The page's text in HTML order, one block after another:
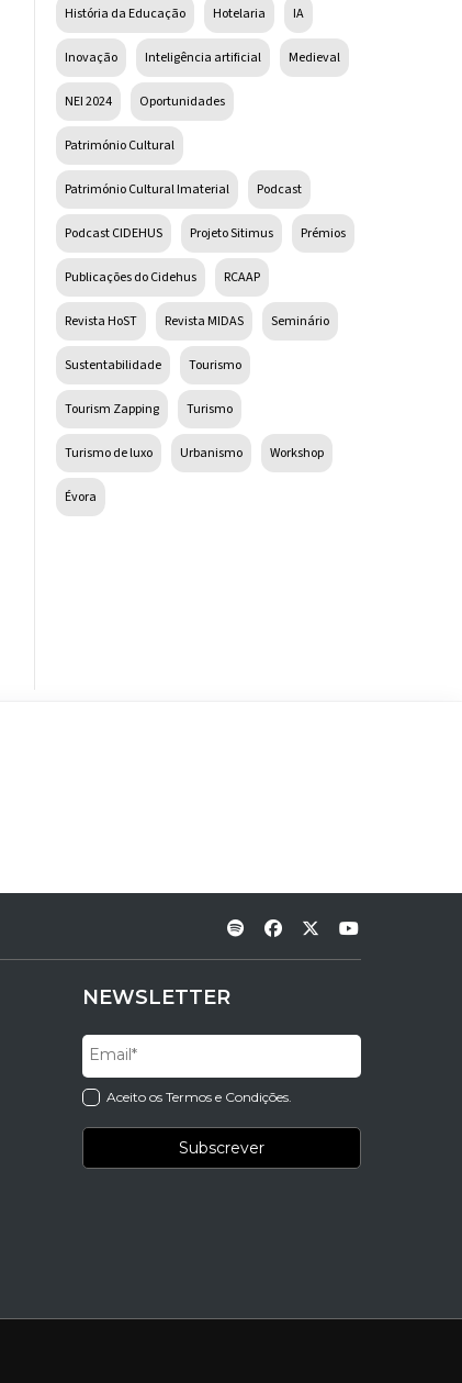
História da Educação Hotelaria IA
Inovação Inteligência artificial Medieval
NEI 2024 Oportunidades
Património Cultural
Património Cultural Imaterial Podcast
Podcast CIDEHUS Projeto Sitimus Prémios
Publicações do Cidehus RCAAP
Revista HoST Revista MIDAS Seminário
Sustentabilidade Tourismo
Tourism Zapping Turismo
Turismo de luxo Urbanismo Workshop
Évora
NEWSLETTER
Aceito os Termos e Condições.